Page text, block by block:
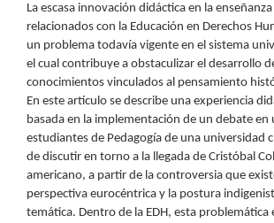
La escasa innovación didáctica en la
relacionados con la Educación en Derechos
un problema todavía vigente en el sistema
el cual contribuye a obstaculizar el desarrollo
conocimientos vinculados al pensamiento
En este artículo se describe una experiencia
basada en la implementación de un debate en
estudiantes de Pedagogía de una universidad
de discutir en torno a la llegada de Cristóbal
americano, a partir de la controversia que
perspectiva eurocéntrica y la postura
temática. Dentro de la EDH, esta problemática